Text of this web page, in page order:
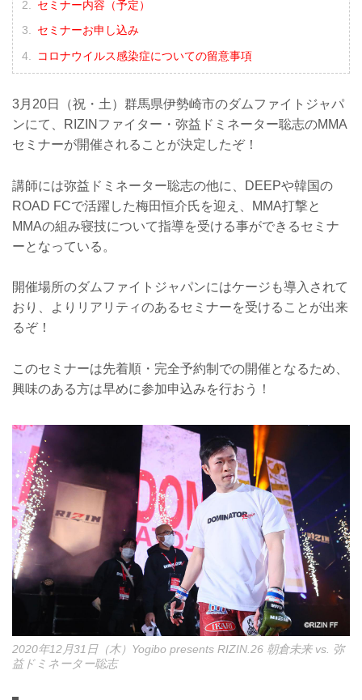
セミナー内容（予定）
セミナーお申し込み
コロナウイルス感染症についての留意事項
3月20日（祝・土）群馬県伊勢崎市のダムファイトジャパ
ンにて、RIZINファイター・弥益ドミネーター聡志のMMA
セミナーが開催されることが決定したぞ！
講師には弥益ドミネーター聡志の他に、DEEPや韓国の
ROAD FCで活躍した梅田恒介氏を迎え、MMA打撃と
MMAの組み寝技について指導を受ける事ができるセミナ
ーとなっている。
開催場所のダムファイトジャパンにはケージも導入されて
おり、よりリアリティのあるセミナーを受けることが出来
るぞ！
このセミナーは先着順・完全予約制での開催となるため、
興味のある方は早めに参加申込みを行おう！
2020年12月31日（木）Yogibo presents RIZIN.26 朝倉未来 vs. 弥
益ドミネーター聡志